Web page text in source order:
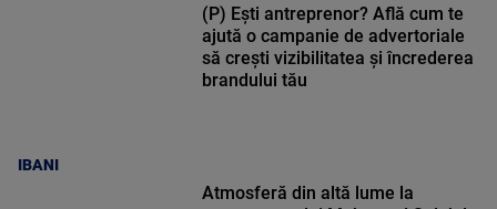
IBANI
(P) Ești antreprenor? Află cum te
ajută o campanie de advertoriale
să crești vizibilitatea și încrederea
brandului tău
Atmosferă din altă lume la